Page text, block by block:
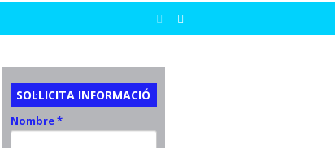
SOL·LICITA INFORMACIÓ
Nombre *